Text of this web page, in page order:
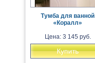
Тумба для ванной
«Коралл»
Цена: 3 145 руб.
Купить